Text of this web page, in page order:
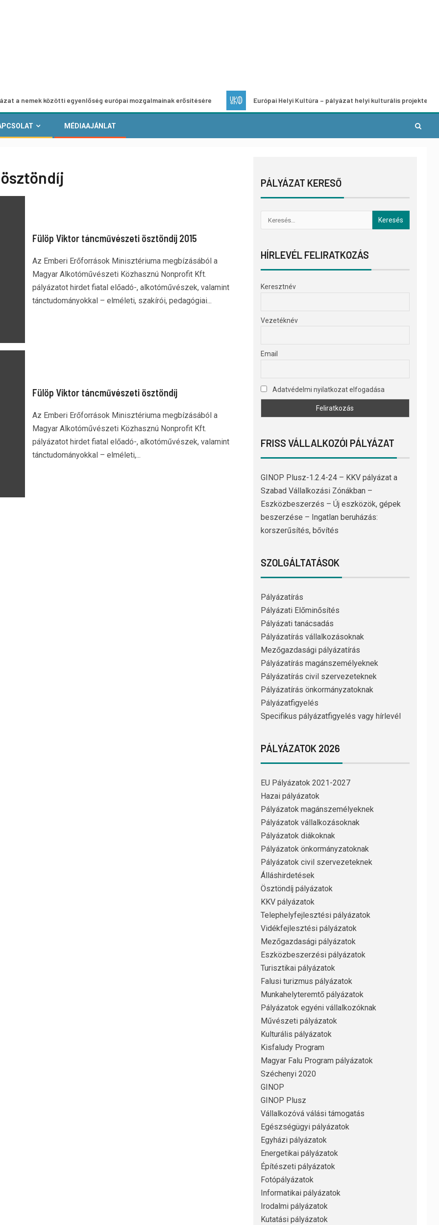
közötti egyenlőség európai mozgalmainak erősítésére Európai Helyi Kultúra – pályázat helyi kulturális projektek
MÉDIAAJÁNLAT
Fülöp Viktor táncművészeti ösztöndíj 2015
Az Emberi Erőforrások Minisztériuma megbízásából a
Magyar Alkotóművészeti Közhasznú Nonprofit Kft.
pályázatot hirdet fiatal előadó-, alkotóművészek, valamint
tánctudományokkal – elméleti, szakírói, pedagógiai...
Fülöp Viktor táncművészeti ösztöndíj
Az Emberi Erőforrások Minisztériuma megbízásából a
Magyar Alkotóművészeti Közhasznú Nonprofit Kft.
pályázatot hirdet fiatal előadó-, alkotóművészek, valamint
tánctudományokkal – elméleti,...
PÁLYÁZAT KERESŐ
HÍRLEVÉL FELIRATKOZÁS
Keresztnév
Vezetéknév
Email
Adatvédelmi nyilatkozat elfogadása
FRISS VÁLLALKOZÓI PÁLYÁZAT
GINOP Plusz-1.2.4-24 – KKV pályázat a
Szabad Vállalkozási Zónákban –
Eszközbeszerzés – Új eszközök, gépek
beszerzése – Ingatlan beruházás:
korszerűsítés, bővítés
SZOLGÁLTATÁSOK
Pályázatírás
Pályázati Előminősítés
Pályázati tanácsadás
Pályázatírás vállalkozásoknak
Mezőgazdasági pályázatírás
Pályázatírás magánszemélyeknek
Pályázatírás civil szervezeteknek
Pályázatírás önkormányzatoknak
Pályázatfigyelés
Specifikus pályázatfigyelés vagy hírlevél
PÁLYÁZATOK 2026
EU Pályázatok 2021-2027
Hazai pályázatok
Pályázatok magánszemélyeknek
Pályázatok vállalkozásoknak
Pályázatok diákoknak
Pályázatok önkormányzatoknak
Pályázatok civil szervezeteknek
Álláshirdetések
Ösztöndíj pályázatok
KKV pályázatok
Telephelyfejlesztési pályázatok
Vidékfejlesztési pályázatok
Mezőgazdasági pályázatok
Eszközbeszerzési pályázatok
Turisztikai pályázatok
Falusi turizmus pályázatok
Munkahelyteremtő pályázatok
Pályázatok egyéni vállalkozóknak
Művészeti pályázatok
Kulturális pályázatok
Kisfaludy Program
Magyar Falu Program pályázatok
Széchenyi 2020
GINOP
GINOP Plusz
Vállalkozóvá válási támogatás
Egészségügyi pályázatok
Egyházi pályázatok
Energetikai pályázatok
Építészeti pályázatok
Fotópályázatok
Informatikai pályázatok
Irodalmi pályázatok
Kutatási pályázatok